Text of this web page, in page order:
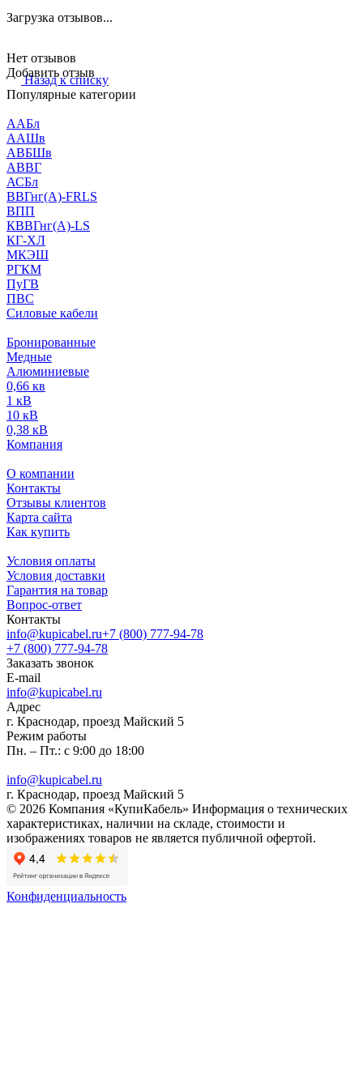
Загрузка отзывов...
Нет отзывов
Добавить отзыв
Назад к списку
Популярные категории
ААБл
ААШв
АВБШв
АВВГ
АСБл
ВВГнг(А)-FRLS
ВПП
КВВГнг(А)-LS
КГ-ХЛ
МКЭШ
РГКМ
ПуГВ
ПВС
Силовые кабели
Бронированные
Медные
Алюминиевые
0,66 кв
1 кВ
10 кВ
0,38 кВ
Компания
О компании
Контакты
Отзывы клиентов
Карта сайта
Как купить
Условия оплаты
Условия доставки
Гарантия на товар
Вопрос-ответ
Контакты
info@kupicabel.ru+7 (800) 777-94-78
+7 (800) 777-94-78
Заказать звонок
E-mail
info@kupicabel.ru
Адрес
г. Краснодар, проезд Майский 5
Режим работы
Пн. – Пт.: с 9:00 до 18:00
info@kupicabel.ru
г. Краснодар, проезд Майский 5
© 2026 Компания «КупиКабель» Информация о технических
характеристиках, наличии на складе, стоимости и
изображениях товаров не является публичной офертой.
Конфиденциальность